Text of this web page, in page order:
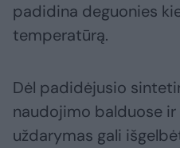
padidina deguonies
temperatūrą.
Dėl padidėjusio
naudojimo balduose
uždarymas gali